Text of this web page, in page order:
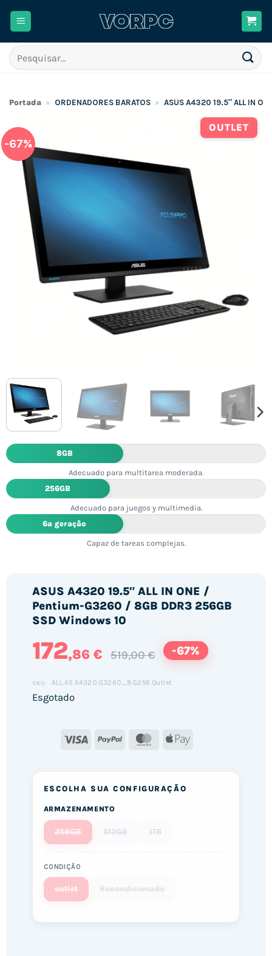
Pesquisar
por:
Portada » ORDENADORES BARATOS » ASUS A4320 19.5″ ALL IN
OUTLET
-67%
8GB
Adecuado para multitarea moderada.
256GB
Adecuado para juegos y multimedia.
6ª geração
Capaz de tareas complejas.
ASUS A4320 19.5″ ALL IN ONE /
Pentium-G3260 / 8GB DDR3 256GB
SSD Windows 10
172,86 € 519,00 € -67%
SKU: ALL.AS.A4320.G3260_8G256.Outlet
Esgotado
Visa PayPal MasterCard
Apple
ESCOLHA SUA CONFIGURAÇÃO
ARMAZENAMENTO
256GB 512GB 1TB
CONDIÇÃO
outlet Recondicionado